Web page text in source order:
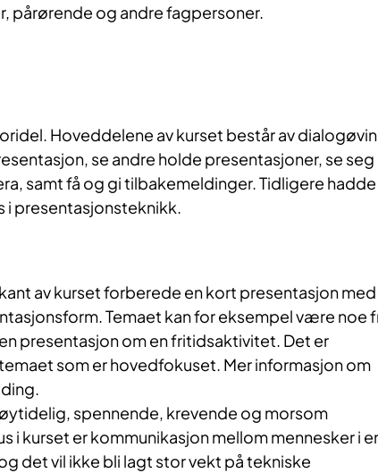
pårørende og andre fagpersoner.
Hoveddelene av kurset består av
se andre holde presentasjoner, se seg
samt få og gi tilbakemeldinger. Tidligere hadde
i presentasjonsteknikk.
av kurset forberede en kort presentasjon med
Temaet kan for eksempel være noe
presentasjon om en fritidsaktivitet. Det er
som er hovedfokuset. Mer informasjon om
spennende, krevende og morsom
i kurset er kommunikasjon mellom mennesker i
det vil ikke bli lagt stor vekt på tekniske